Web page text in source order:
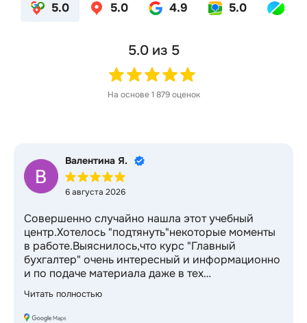
5.0 5.0 4.9 5.0
5.0из 5
На основе1 879оценок
Валентина Я.
6 августа 2026
Совершенно случайно нашла этот учебный
центр.Хотелось "подтянуть"некоторые моменты
в работе.Выяснилось,что курс "Главный
бухгалтер" очень интересный и информационно
и по подаче материала даже в тех
темах,которые были известны и очень
изучены)Приятный бонус-2 курса в подарок!
Спасибо за возможность профессионального
Читать полностью